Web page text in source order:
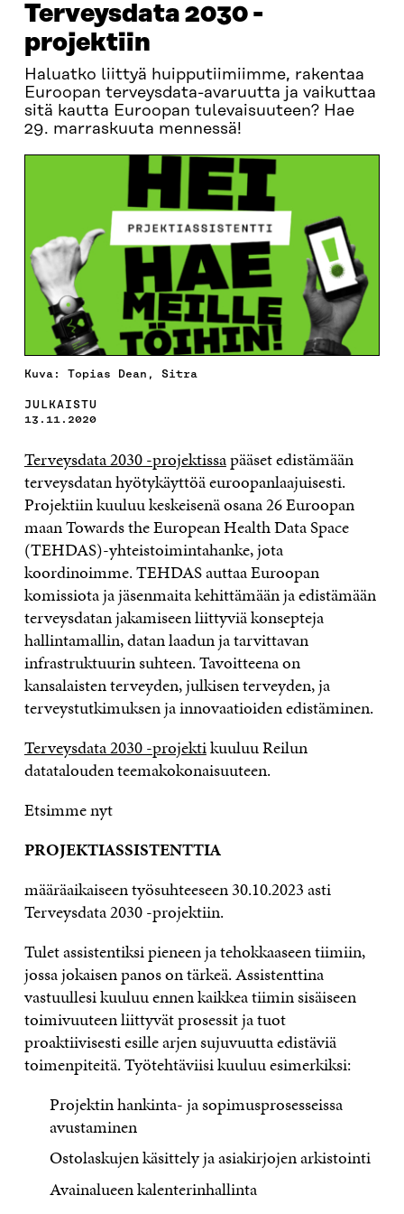
Terveysdata 2030 -
projektiin
Haluatko liittyä huipputiimiimme, rakentaa
Euroopan terveysdata-avaruutta ja vaikuttaa
sitä kautta Euroopan tulevaisuuteen? Hae
29. marraskuuta mennessä!
Kuva: Topias Dean, Sitra
JULKAISTU
13.11.2020
Terveysdata 2030 -projektissapääset edistämään
terveysdatan hyötykäyttöä euroopanlaajuisesti.
Projektiin kuuluu keskeisenä osana 26 Euroopan
maan Towards the European Health Data Space
(TEHDAS)-yhteistoimintahanke, jota
koordinoimme. TEHDAS auttaa Euroopan
komissiota ja jäsenmaita kehittämään ja edistämään
terveysdatan jakamiseen liittyviä konsepteja
hallintamallin, datan laadun ja tarvittavan
infrastruktuurin suhteen. Tavoitteena on
kansalaisten terveyden, julkisen terveyden, ja
terveystutkimuksen ja innovaatioiden edistäminen.
Terveysdata 2030 -projektikuuluu Reilun
datatalouden teemakokonaisuuteen.
Etsimme nyt
PROJEKTIASSISTENTTIA
määräaikaiseen työsuhteeseen 30.10.2023 asti
Terveysdata 2030 -projektiin.
Tulet assistentiksi pieneen ja tehokkaaseen tiimiin,
jossa jokaisen panos on tärkeä. Assistenttina
vastuullesi kuuluu ennen kaikkea tiimin sisäiseen
toimivuuteen liittyvät prosessit ja tuot
proaktiivisesti esille arjen sujuvuutta edistäviä
toimenpiteitä. Työtehtäviisi kuuluu esimerkiksi:
Projektin hankinta- ja sopimusprosesseissa
avustaminen
Ostolaskujen käsittely ja asiakirjojen arkistointi
Avainalueen kalenterinhallinta